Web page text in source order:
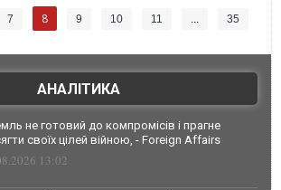
7 8 9 10 11 ... 35
АНАЛІТИКА
не готовий до компромісів і прагне
своїх цілей війною, - Foreign Affairs
13:02